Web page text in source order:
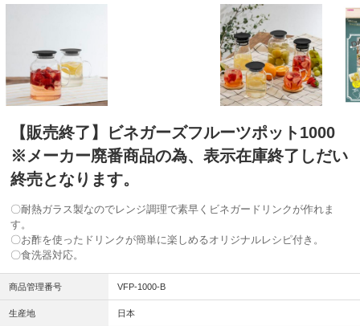
【販売終了】ビネガーズフルーツポット1000
※メーカー廃番商品の為、表示在庫終了しだい
終売となります。
〇耐熱ガラス製なのでレンジ調理で素早くビネガードリンクが作れま
す。
〇お酢を使ったドリンクが簡単に楽しめるオリジナルレシピ付き。
〇食洗器対応。
商品管理番号 VFP-1000-B
生産地 日本